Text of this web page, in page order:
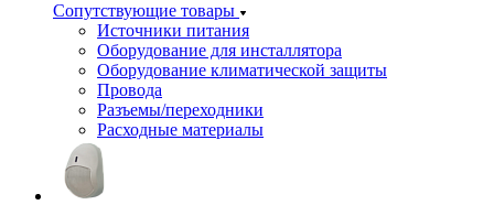
Сопутствующие товары
Источники питания
Оборудование для инсталлятора
Оборудование климатической защиты
Провода
Разъемы/переходники
Расходные материалы